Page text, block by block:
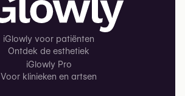
iGlowly voor patiënten
Ontdek de esthetiek
iGlowly Pro
Voor klinieken en artsen